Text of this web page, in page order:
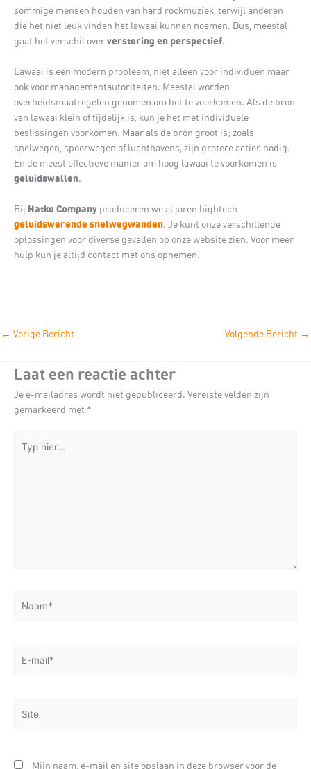
sommige mensen houden van hard rockmuziek, terwijl anderen
die het niet leuk vinden het lawaai kunnen noemen. Dus, meestal
gaat het verschil oververstoring en perspectief.
Lawaai is een modern probleem, niet alleen voor individuen maar
ook voor managementautoriteiten. Meestal worden
overheidsmaatregelen genomen om het te voorkomen. Als de bron
van lawaai klein of tijdelijk is, kun je het met individuele
beslissingen voorkomen. Maar als de bron groot is; zoals
snelwegen, spoorwegen of luchthavens, zijn grotere acties nodig.
En de meest effectieve manier om hoog lawaai te voorkomen is
geluidswallen.
Bij Hatko Company produceren we al jaren hightech
geluidswerende snelwegwanden. Je kunt onze verschillende
oplossingen voor diverse gevallen op onze website zien. Voor meer
hulp kun je altijd contact met ons opnemen.
← Vorige Bericht Volgende Bericht →
Laat een reactie achter
Je e-mailadres wordt niet gepubliceerd. Vereiste velden zijn
gemarkeerd met *
hier...
mail*
Mijn naam, e-mail en site opslaan in deze browser voor de